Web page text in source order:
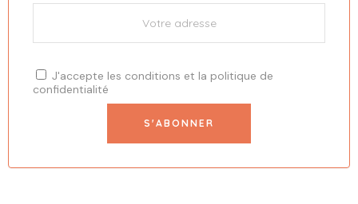
J'accepte les conditions et la politique de
confidentialité